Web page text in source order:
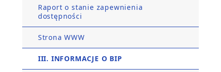
Raport o stanie zapewnienia
dostępności
Strona WWW
III. INFORMACJE O BIP